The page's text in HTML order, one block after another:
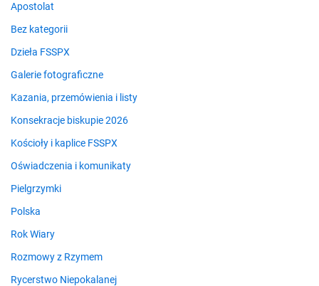
Apostolat
Bez kategorii
Dzieła FSSPX
Galerie fotograficzne
Kazania, przemówienia i listy
Konsekracje biskupie 2026
Kościoły i kaplice FSSPX
Oświadczenia i komunikaty
Pielgrzymki
Polska
Rok Wiary
Rozmowy z Rzymem
Rycerstwo Niepokalanej